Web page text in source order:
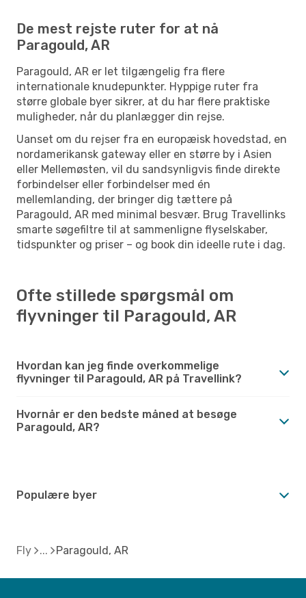
De mest rejste ruter for at nå
Paragould, AR
Paragould, AR er let tilgængelig fra flere
internationale knudepunkter. Hyppige ruter fra
større globale byer sikrer, at du har flere praktiske
muligheder, når du planlægger din rejse.
Uanset om du rejser fra en europæisk hovedstad, en
nordamerikansk gateway eller en større by i Asien
eller Mellemøsten, vil du sandsynligvis finde direkte
forbindelser eller forbindelser med én
mellemlanding, der bringer dig tættere på
Paragould, AR med minimal besvær. Brug Travellinks
smarte søgefiltre til at sammenligne flyselskaber,
tidspunkter og priser – og book din ideelle rute i dag.
Ofte stillede spørgsmål om
flyvninger til Paragould, AR
Hvordan kan jeg finde overkommelige
flyvninger til Paragould, AR på Travellink?
Hvornår er den bedste måned at besøge
Paragould, AR?
Populære byer
Fly Paragould, AR